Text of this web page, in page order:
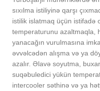
sıxılma istiliyinə qarşı
istilik islatmaq üçün istifadə
temperaturunu azaltmaqla,
yanacağın vurulmasına
əvvəlcədən alışma və ya
azalır. Əlavə soyutma,
suqəbuledici yükün
intercooler səthinə və ya